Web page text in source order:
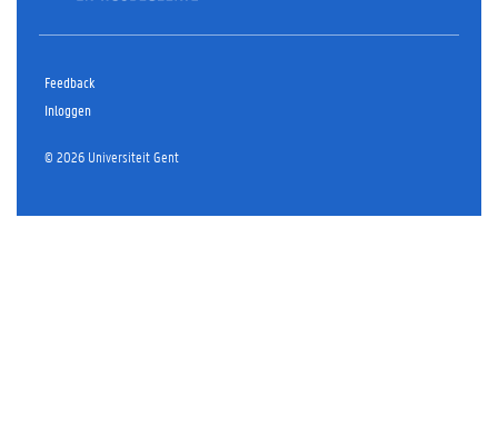
Feedback
Inloggen
© 2026 Universiteit Gent